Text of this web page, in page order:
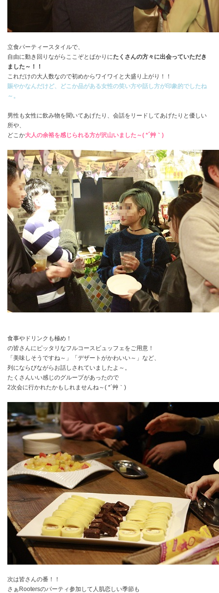
立食パーティースタイルで、
自由に動き回りながらここぞとばかりにたくさんの方々に出会っていただき
ました～！！
これだけの大人数なので初めからワイワイと大盛り上がり！！
賑やかなんだけど、どこか品がある女性の笑い方や話し方が印象的でしたね
～。
男性も女性に飲み物を聞いてあげたり、会話をリードしてあげたりと優しい
所や、
どこか大人の余裕を感じられる方が沢山いました～( *´艸｀)
食事やドリンクも極め！
の皆さんにピッタリなフルコースビュッフェをご用意！
「美味しそうですね～」「デザートがかわいい～」など、
列にならびながらお話しされていましたよ～。
たくさんいい感じのグループがあったので
2次会に行かれたかもしれませんね～( *´艸｀)
次は皆さんの番！！
さぁRootersのパーティ参加して人肌恋しい季節も